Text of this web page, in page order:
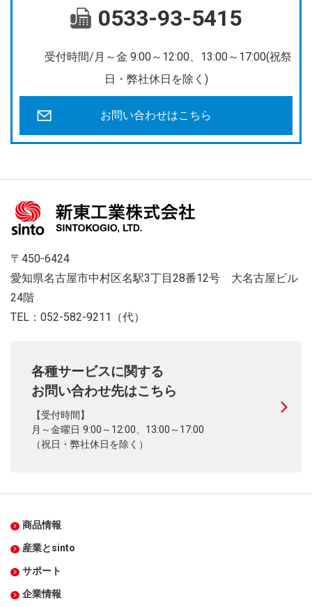
0533-93-5415
受付時間/月～金 9:00～12:00、13:00～17:00(祝祭
日・弊社休日を除く)
お問い合わせはこちら
〒450-6424
愛知県名古屋市中村区名駅3丁目28番12号 大名古屋ビル
24階
TEL：052-582-9211（代）
各種サービスに関する
お問い合わせ先はこちら
【受付時間】
月～金曜日 9:00～12:00、13:00～17:00
（祝日・弊社休日を除く）
商品情報
産業とsinto
サポート
企業情報